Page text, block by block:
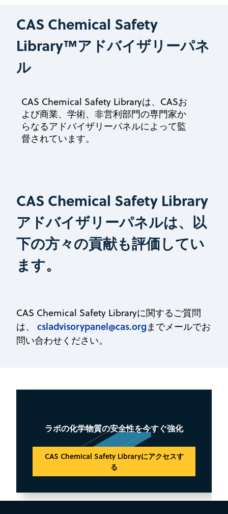
CAS Chemical Safety
Library™アドバイザリーパネ
ル
CAS Chemical Safety Libraryは、CASお
よび商業、学術、非営利部門の専門家か
らなるアドバイザリーパネルによって監
督されています。
CAS Chemical Safety Library
アドバイザリーパネルは、以
下の方々の貢献も評価してい
ます。
CAS Chemical Safety Libraryに関するご質問
は、 csladvisorypanel@cas.orgまでメールでお
問い合わせください。
ラボの化学物質の安全性を今すぐ強化
CAS Chemical Safety Libraryにアクセスす
る